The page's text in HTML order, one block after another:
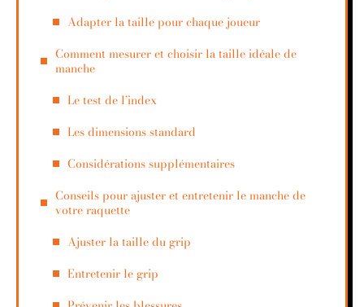
Adapter la taille pour chaque joueur
Comment mesurer et choisir la taille idéale de
manche
Le test de l’index
Les dimensions standard
Considérations supplémentaires
Conseils pour ajuster et entretenir le manche de
votre raquette
Ajuster la taille du grip
Entretenir le grip